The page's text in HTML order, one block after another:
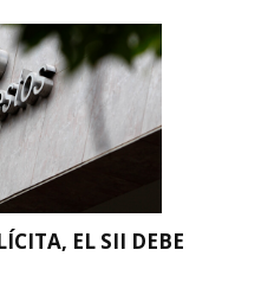
EL SII DEBE